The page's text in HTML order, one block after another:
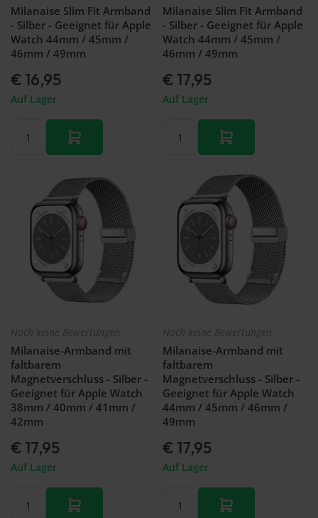
Milanaise Slim Fit Armband
- Silber - Geeignet für Apple
Watch 44mm / 45mm /
46mm / 49mm
€ 16,95
Auf Lager
Milanaise Slim Fit Armband
- Silber - Geeignet für Apple
Watch 44mm / 45mm /
46mm / 49mm
€ 17,95
Auf Lager
Noch keine Bewertungen
Milanaise-Armband mit
faltbarem
Magnetverschluss - Silber -
Geeignet für Apple Watch
38mm / 40mm / 41mm /
42mm
€ 17,95
Auf Lager
Noch keine Bewertungen
Milanaise-Armband mit
faltbarem
Magnetverschluss - Silber -
Geeignet für Apple Watch
44mm / 45mm / 46mm /
49mm
€ 17,95
Auf Lager